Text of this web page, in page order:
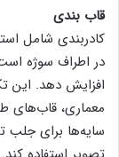
قاب بندی
کادربندی شامل
در اطراف سوژه
افزایش دهد. این
معماری، قاب‌های
سایه‌ها برای جلب